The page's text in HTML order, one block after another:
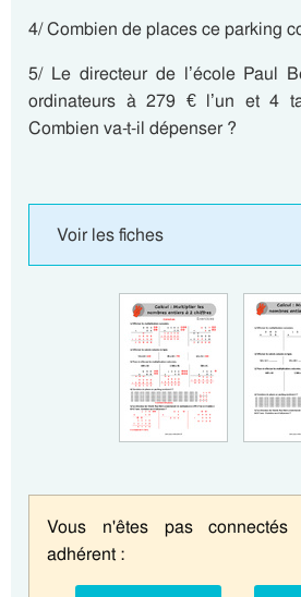
4/ Combien de places ce parking
5/ Le directeur de l’école Paul
ordinateurs à 279 € l’un et 4
Combien va-t-il dépenser ?
Voir les fiches
Vous n'êtes pas
adhérent :